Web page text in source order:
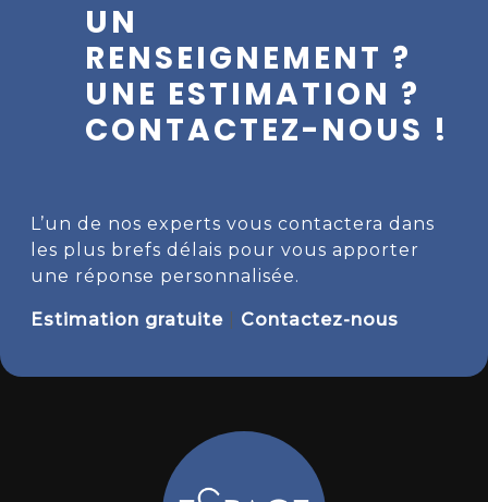
UN
RENSEIGNEMENT ?
UNE ESTIMATION ?
CONTACTEZ-NOUS !
L’un de nos experts vous contactera dans
les plus brefs délais pour vous apporter
une réponse personnalisée.
Estimation gratuite Contactez-nous